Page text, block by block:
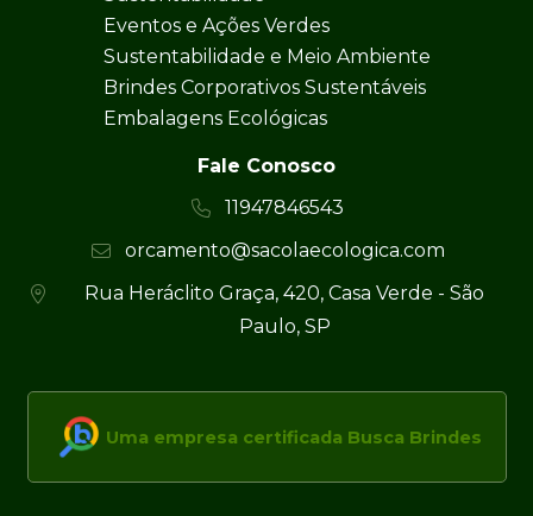
Eventos e Ações Verdes
Sustentabilidade e Meio Ambiente
Brindes Corporativos Sustentáveis
Embalagens Ecológicas
Fale Conosco
11947846543
orcamento@sacolaecologica.com
Rua Heráclito Graça, 420, Casa Verde - São
Paulo, SP
Uma empresa certificada Busca Brindes